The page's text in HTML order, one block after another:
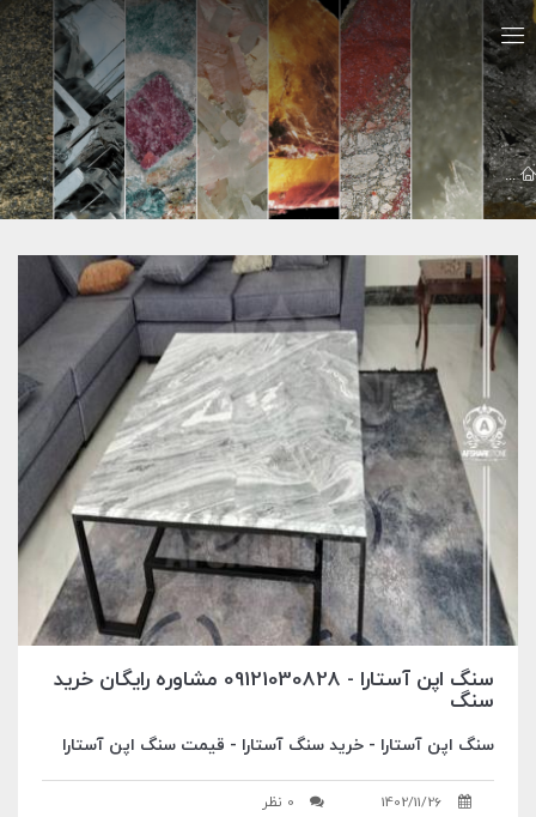
معرفي سايت ها سنگ اپن آستارا - 09121030828 مشاوره رایگان خرید سنگ
سنگ اپن آستارا - 09121030828 مشاوره رایگان خرید
سنگ
سنگ اپن آستارا - خرید سنگ آستارا - قیمت سنگ اپن آستارا
1402/11/26 0 نظر